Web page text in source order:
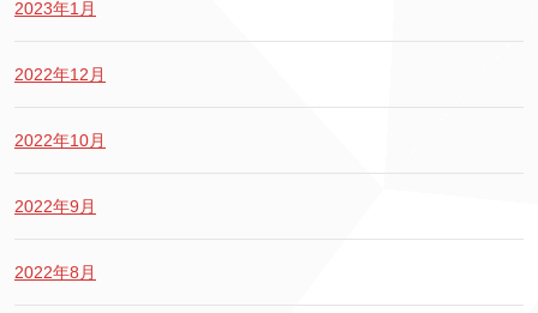
2023年1月
2022年12月
2022年10月
2022年9月
2022年8月